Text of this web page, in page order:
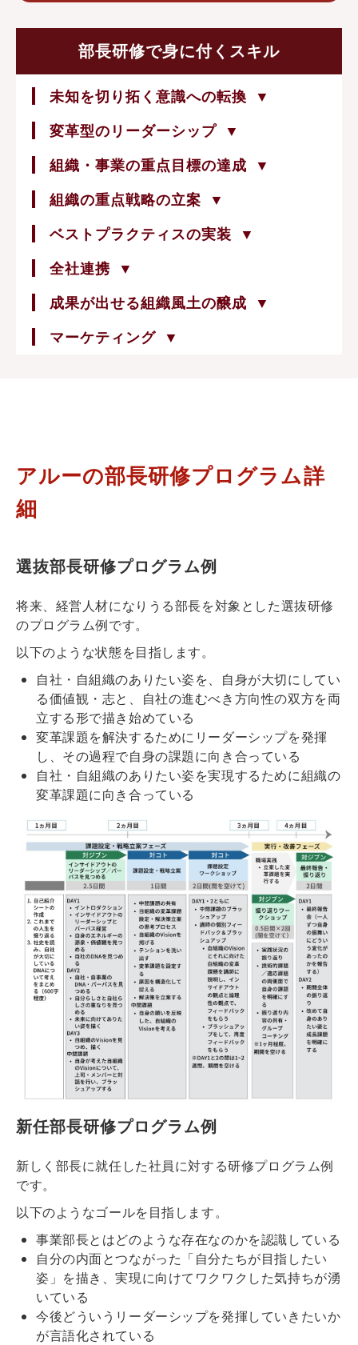
部長研修で身に付くスキル
未知を切り拓く意識への転換
変革型のリーダーシップ
組織・事業の重点目標の達成
組織の重点戦略の立案
ベストプラクティスの実装
全社連携
成果が出せる組織風土の醸成
マーケティング
アルーの部長研修プログラム詳
細
選抜部長研修プログラム例
将来、経営人材になりうる部長を対象とした選抜研修
のプログラム例です。
以下のような状態を目指します。
自社・自組織のありたい姿を、自身が大切にしてい
る価値観・志と、自社の進むべき方向性の双方を両
立する形で描き始めている
変革課題を解決するためにリーダーシップを発揮
し、その過程で自身の課題に向き合っている
自社・自組織のありたい姿を実現するために組織の
変革課題に向き合っている
新任部長研修プログラム例
新しく部長に就任した社員に対する研修プログラム例
です。
以下のようなゴールを目指します。
事業部長とはどのような存在なのかを認識している
自分の内面とつながった「自分たちが目指したい
姿」を描き、実現に向けてワクワクした気持ちが湧
いている
今後どういうリーダーシップを発揮していきたいか
が言語化されている